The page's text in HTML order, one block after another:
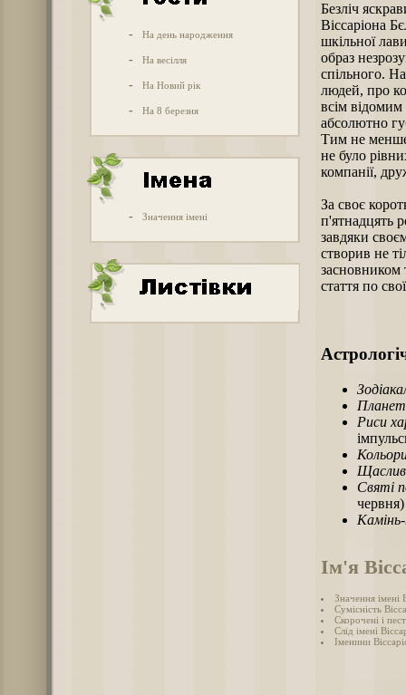
- На день народження
- На весілля
- На Новий рік
- На 8 березня
- Значення імені
Безліч
Віссаріона
шкільної
образ
спільного.
людей, про
всім
абсолютно
Тим не менше
не було
компанії,
За своє
п'ятнадцять
завдяки
створив не
засновником
стаття по
Риси
Святі
червня)
Ім'я
Значення імені
Сумісність
Скорочені і
Слід імені
Іменини